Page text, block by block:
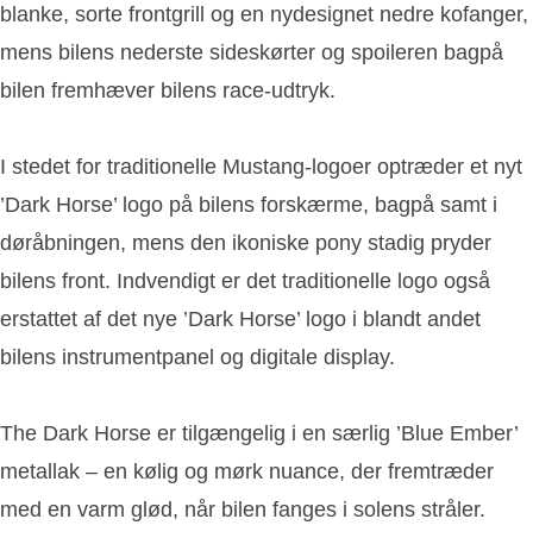
blanke, sorte frontgrill og en nydesignet nedre kofanger,
mens bilens nederste sideskørter og spoileren bagpå
bilen fremhæver bilens race-udtryk.
I stedet for traditionelle Mustang-logoer optræder et nyt
’Dark Horse’ logo på bilens forskærme, bagpå samt i
døråbningen, mens den ikoniske pony stadig pryder
bilens front. Indvendigt er det traditionelle logo også
erstattet af det nye ’Dark Horse’ logo i blandt andet
bilens instrumentpanel og digitale display.
The Dark Horse er tilgængelig i en særlig ’Blue Ember’
metallak – en kølig og mørk nuance, der fremtræder
med en varm glød, når bilen fanges i solens stråler.